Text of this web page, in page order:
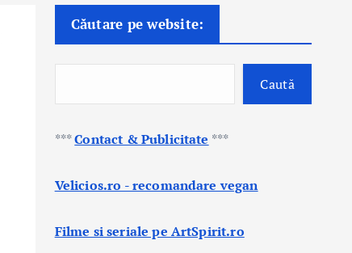
Căutare pe website:
Caută
***Contact & Publicitate ***
Velicios.ro - recomandare vegan
Filme si seriale pe ArtSpirit.ro